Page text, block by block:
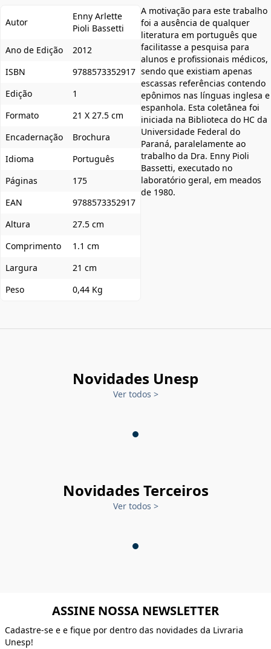
Autor
Enny Arlette
Pioli Bassetti
Ano de Edição
2012
ISBN
9788573352917
Edição
1
Formato
21 X 27.5 cm
Encadernação
Brochura
Idioma
Português
Páginas
175
EAN
9788573352917
Altura
27.5 cm
Comprimento
1.1 cm
Largura
21 cm
Peso
0,44 Kg
A motivação para este trabalho
foi a ausência de qualquer
literatura em português que
facilitasse a pesquisa para
alunos e profissionais médicos,
sendo que existiam apenas
escassas referências contendo
epônimos nas línguas inglesa e
espanhola. Esta coletânea foi
iniciada na Biblioteca do HC da
Universidade Federal do
Paraná, paralelamente ao
trabalho da Dra. Enny Pioli
Bassetti, executado no
laboratório geral, em meados
de 1980.
Novidades Unesp
Ver todos >
Novidades Terceiros
Ver todos >
ASSINE NOSSA NEWSLETTER
Cadastre-se e e fique por dentro das novidades da Livraria
Unesp!